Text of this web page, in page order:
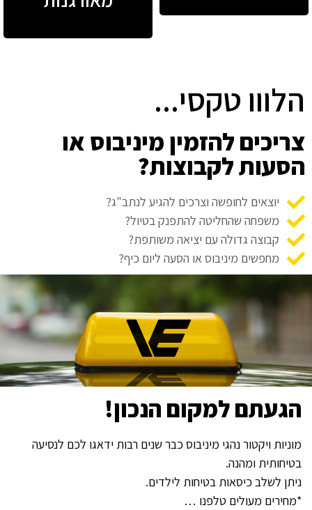
הלווו טקסי...
צריכים להזמין מיניבוס או
הסעות לקבוצות?
יוצאים לחופשה וצרכים להגיע לנתב"ג?
משפחה שהחליטה להתפנק בטיול?
קבוצה גדולה עם יציאה משותפת?
מחפשים מיניבוס או הסעה ליום כיף?
הגעתם למקום הנכון!
מוניות ויקטור נהגי מיניבוס כבר שנים רבות ידאגו לכם לנסיעה
בטיחותית ומהנה.
ניתן לשלב כיסאות בטיחות לילדים.
*מחירים מעולים טלפנו …